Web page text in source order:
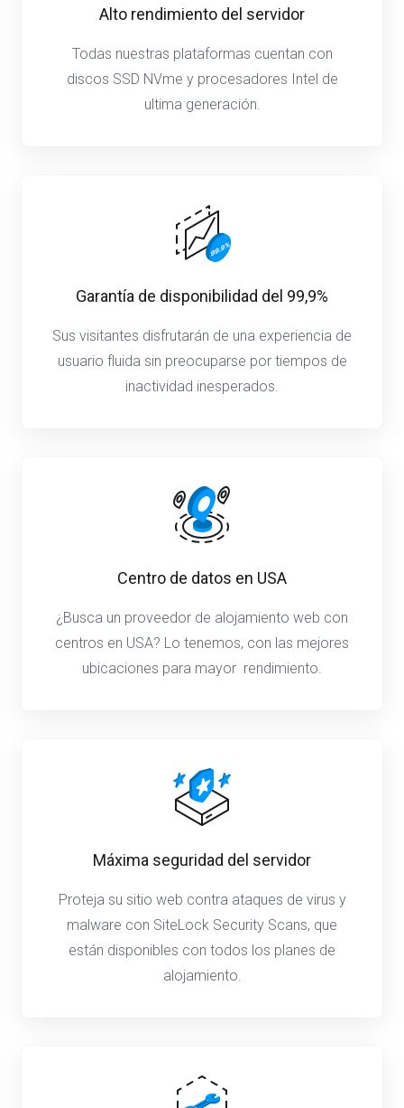
Alto rendimiento del servidor
Todas nuestras plataformas cuentan con
discos SSD NVme y procesadores Intel de
ultima generación.
Garantía de disponibilidad del 99,9%
Sus visitantes disfrutarán de una experiencia de
usuario fluida sin preocuparse por tiempos de
inactividad inesperados.
Centro de datos en USA
¿Busca un proveedor de alojamiento web con
centros en USA? Lo tenemos, con las mejores
ubicaciones para mayor rendimiento.
Máxima seguridad del servidor
Proteja su sitio web contra ataques de virus y
malware con SiteLock Security Scans, que
están disponibles con todos los planes de
alojamiento.